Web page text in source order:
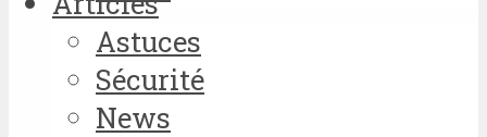
Astuces
Sécurité
News